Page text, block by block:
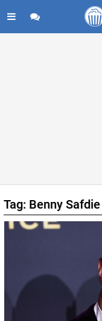
Tag: Benny Safdie